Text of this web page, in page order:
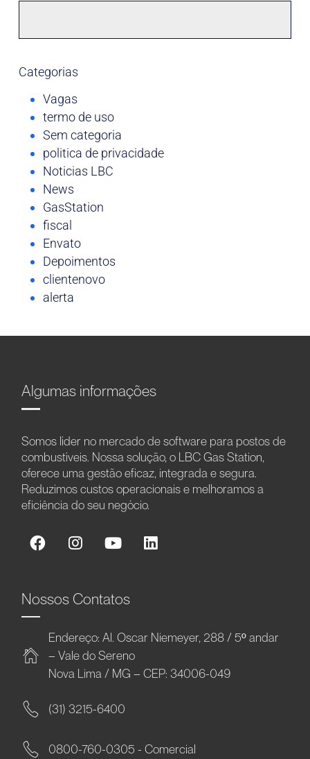
Categorias
Vagas
termo de uso
Sem categoria
politica de privacidade
Noticias LBC
News
GasStation
fiscal
Envato
Depoimentos
clientenovo
alerta
Algumas informações
Somos líder no mercado de software para postos de
combustíveis. Nossa solução, o LBC Gas Station,
oferece uma gestão eficaz, integrada e segura.
Reduzimos custos operacionais e melhoramos a
eficiência do seu negócio.
Nossos Contatos
Endereço: Al. Oscar Niemeyer, 288 / 5º andar
– Vale do Sereno
Nova Lima / MG – CEP: 34006-049
(31) 3215-6400
0800-760-0305 - Comercial